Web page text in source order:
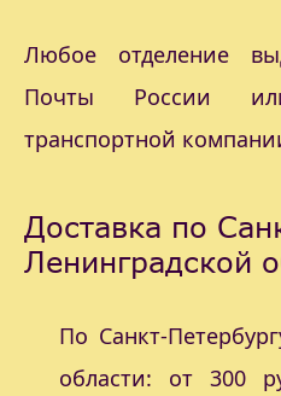
Любое отделение
Почты России
транспортной
Доставка по
Ленинградской
По Санкт-
области: от 300